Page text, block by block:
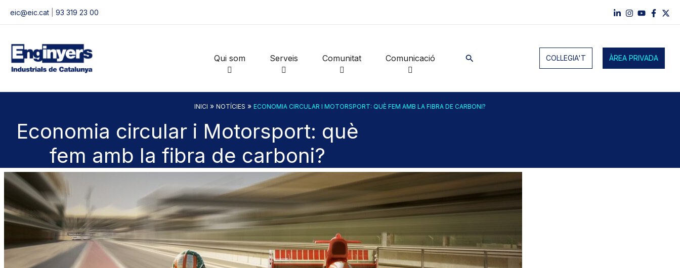
eic@eic.cat 93 319 23 00
Qui som Serveis Comunitat Comunicació Cerca COL·LEGIA'T ÀREA PRIVADA
INICI » NOTÍCIES » ECONOMIA CIRCULAR I MOTORSPORT: QUÈ FEM AMB LA FIBRA DE CARBONI?
Economia circular i Motorsport: què
fem amb la fibra de carboni?